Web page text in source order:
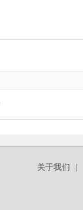
关于我们